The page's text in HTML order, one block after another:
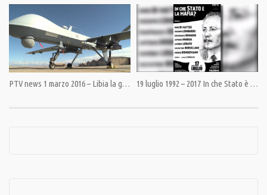
PTV news 1 marzo 2016 – Libia la guerra silenziosa 19 luglio 1992 – 2017 In che Stato è la mafia